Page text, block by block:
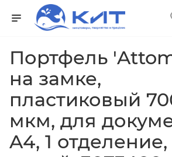
Портфель
на замке,
пластиковый
мкм, для
A4, 1 отделение,